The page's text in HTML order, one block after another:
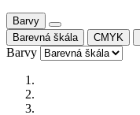
Barvy
Barevná škála
CMYK
Barvy